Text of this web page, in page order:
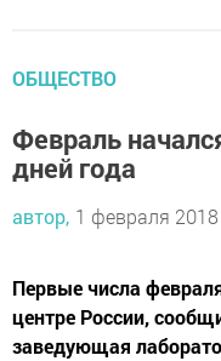
ОБЩЕСТВО
Февраль
дней года
автор, 1 февраля
Первые числа
центре России,
заведующая